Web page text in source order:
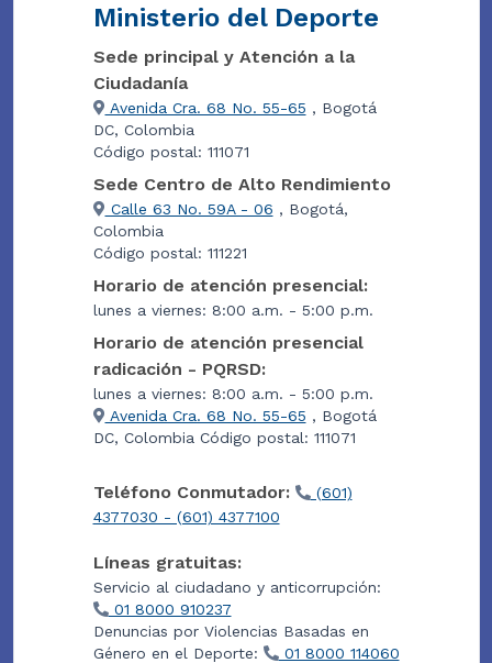
Ministerio del Deporte
Sede principal y Atención a la
Ciudadanía
Avenida Cra. 68 No. 55-65 , Bogotá
DC, Colombia
Código postal: 111071
Sede Centro de Alto Rendimiento
Calle 63 No. 59A - 06 , Bogotá,
Colombia
Código postal: 111221
Horario de atención presencial:
lunes a viernes: 8:00 a.m. - 5:00 p.m.
Horario de atención presencial
radicación - PQRSD:
lunes a viernes: 8:00 a.m. - 5:00 p.m.
Avenida Cra. 68 No. 55-65 , Bogotá
DC, Colombia Código postal: 111071
Teléfono Conmutador:
(601)
4377030 - (601) 4377100
Líneas gratuitas:
Servicio al ciudadano y anticorrupción:
01 8000 910237
Denuncias por Violencias Basadas en
Género en el Deporte:
01 8000 114060